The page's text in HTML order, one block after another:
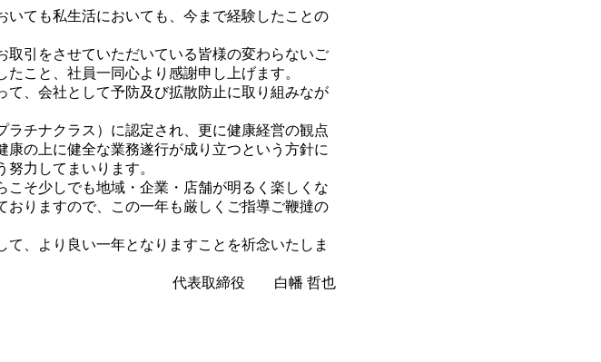
ても私生活においても、今まで経験したことの
引をさせていただいている皆様の変わらないご
こと、社員一同心より感謝申し上げます。
、会社として予防及び拡散防止に取り組みなが
チナクラス）に認定され、更に健康経営の観点
の上に健全な業務遂行が成り立つという方針に
力してまいります。
そ少しでも地域・企業・店舗が明るく楽しくな
りますので、この一年も厳しくご指導ご鞭撻の
、より良い一年となりますことを祈念いたしま
代表取締役 白幡 哲也